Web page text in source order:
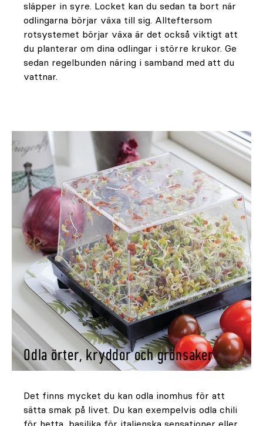
släpper in syre. Locket kan du sedan ta bort när
odlingarna börjar växa till sig. Allteftersom
rotsystemet börjar växa är det också viktigt att
du planterar om dina odlingar i större krukor. Ge
sedan regelbunden näring i samband med att du
vattnar.
Odla örter, kryddor och grönsaker
Det finns mycket du kan odla inomhus för att
sätta smak på livet. Du kan exempelvis odla chili